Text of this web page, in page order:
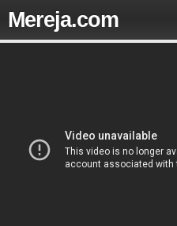
Mereja.com